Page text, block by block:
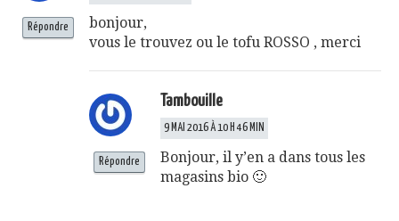
bonjour,
vous le trouvez ou le tofu ROSSO , merci
Répondre
Tambouille
9 MAI 2016 À 10 H 46 MIN
Bonjour, il y’en a dans tous les
magasins bio 🙂
Répondre